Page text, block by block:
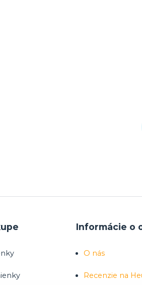
Informácie o
O nás
Recenzie na